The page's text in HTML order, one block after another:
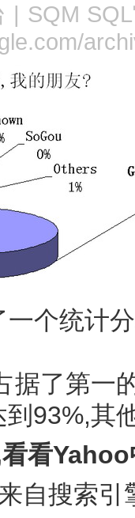
| SQM
个统计
据了第一
93%,其
看
自搜索